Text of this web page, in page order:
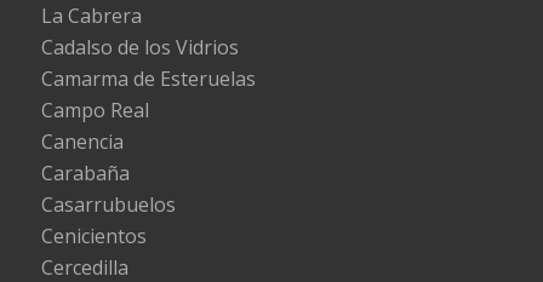
La Cabrera
Cadalso de los Vidrios
Camarma de Esteruelas
Campo Real
Canencia
Carabaña
Casarrubuelos
Cenicientos
Cercedilla